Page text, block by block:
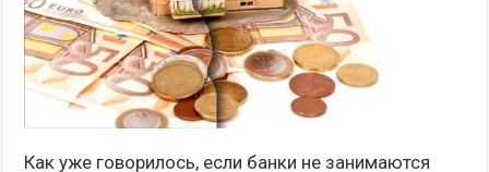
Как уже говорилось, если банки не занимаются